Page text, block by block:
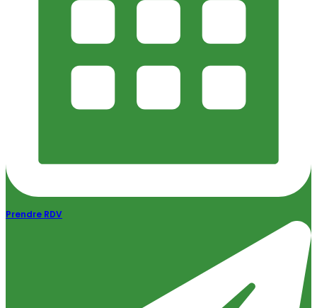
Prendre RDV